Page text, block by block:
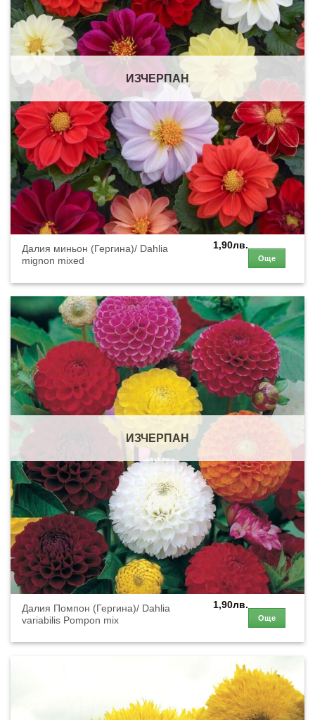
ИЗЧЕРПАН
Далия миньон (Гергина)/ Dahlia
mignon mixed
1,90лв.
Още
ИЗЧЕРПАН
Далия Помпон (Гергина)/ Dahlia
variabilis Pompon mix
1,90лв.
Още